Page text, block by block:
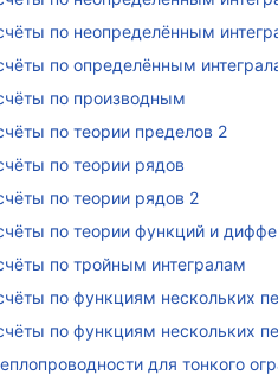
по неопределённым
по определённым
по производным
по теории пределов 2
по теории рядов
по теории рядов 2
по теории функций и
по тройным интегралам
по функциям нескольких
по функциям нескольких
для тонкого